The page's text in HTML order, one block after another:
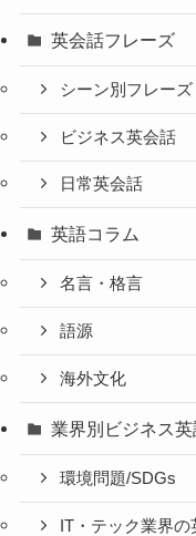
英会話フレーズ
シーン別フレーズ
ビジネス英会話
日常英会話
英語コラム
名言・格言
語源
海外文化
業界別ビジネス
環境問題/SDGs
IT・テック業界の